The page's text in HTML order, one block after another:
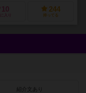
10
に入り
244
持ってる
紹介文あり